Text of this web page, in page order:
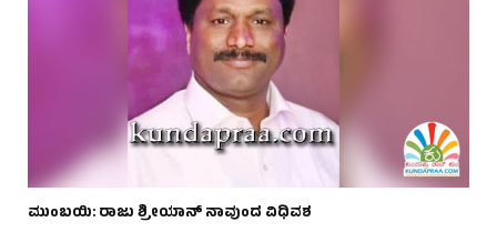
ಮುಂಬಯಿ: ರಾಜು ಶ್ರೀಯಾನ್ ನಾವುಂದ ವಿಧಿವಶ